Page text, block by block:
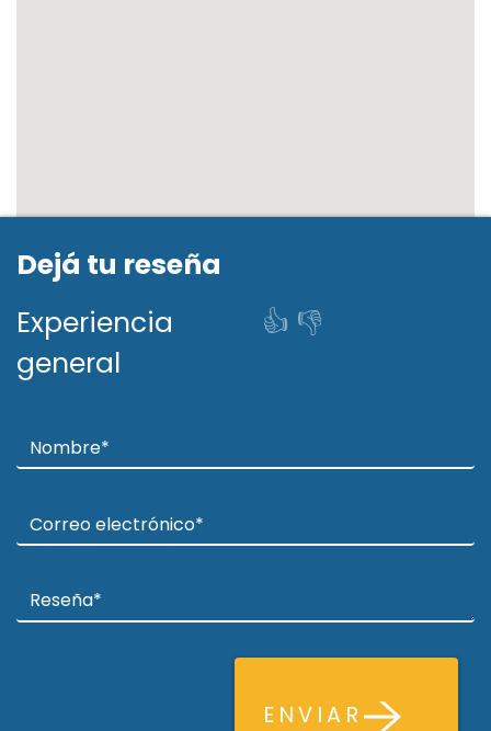
Dejá tu reseña
Experiencia
general
👍 👎
ENVIAR